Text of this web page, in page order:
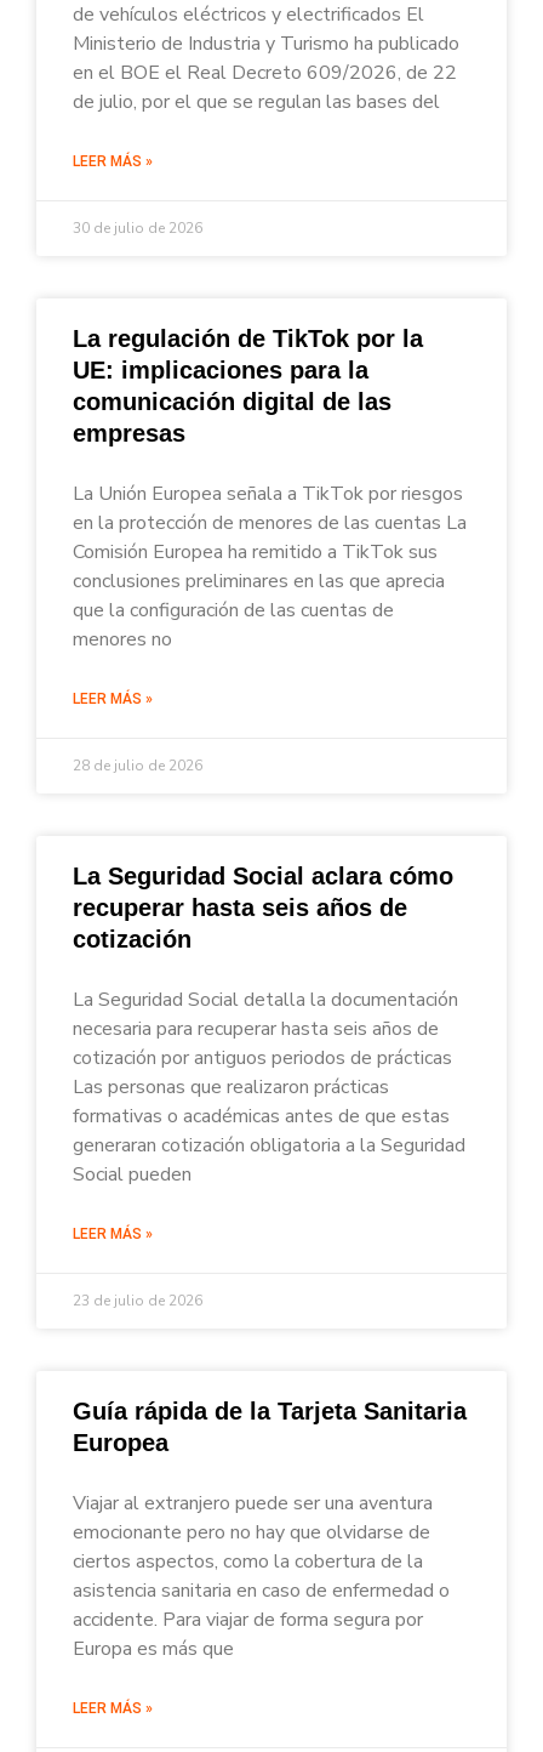
de vehículos eléctricos y electrificados El
Ministerio de Industria y Turismo ha publicado
en el BOE el Real Decreto 609/2026, de 22
de julio, por el que se regulan las bases del
LEER MÁS »
30 de julio de 2026
La regulación de TikTok por la
UE: implicaciones para la
comunicación digital de las
empresas
La Unión Europea señala a TikTok por riesgos
en la protección de menores de las cuentas La
Comisión Europea ha remitido a TikTok sus
conclusiones preliminares en las que aprecia
que la configuración de las cuentas de
menores no
LEER MÁS »
28 de julio de 2026
La Seguridad Social aclara cómo
recuperar hasta seis años de
cotización
La Seguridad Social detalla la documentación
necesaria para recuperar hasta seis años de
cotización por antiguos periodos de prácticas
Las personas que realizaron prácticas
formativas o académicas antes de que estas
generaran cotización obligatoria a la Seguridad
Social pueden
LEER MÁS »
23 de julio de 2026
Guía rápida de la Tarjeta Sanitaria
Europea
Viajar al extranjero puede ser una aventura
emocionante pero no hay que olvidarse de
ciertos aspectos, como la cobertura de la
asistencia sanitaria en caso de enfermedad o
accidente. Para viajar de forma segura por
Europa es más que
LEER MÁS »